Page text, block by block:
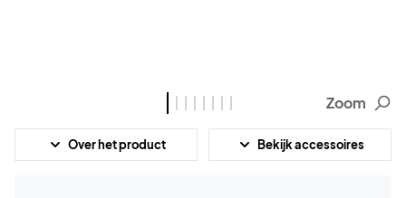
Zoom
Over het product Bekijk accessoires